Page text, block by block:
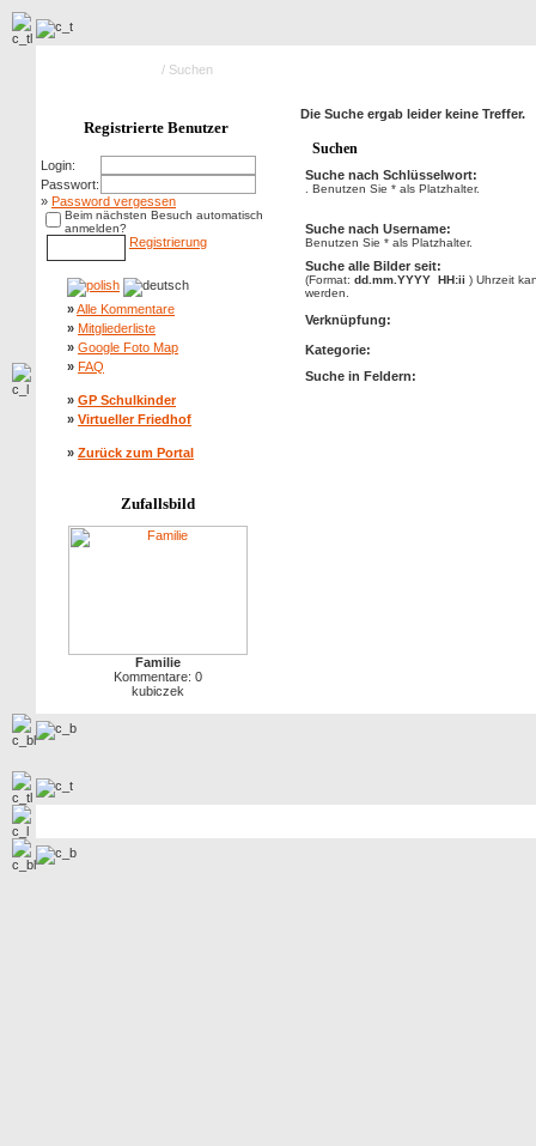
/ Suchen
Registrierte Benutzer
Login:
Passwort:
» Password vergessen
Beim nächsten Besuch automatisch
anmelden?
Registrierung
»Alle Kommentare
» Mitgliederliste
» Google Foto Map
» FAQ
» GP Schulkinder
» Virtueller Friedhof
» Zurück zum Portal
Zufallsbild
Familie
Kommentare: 0
kubiczek
Die Suche ergab leider keine Treffer.
Suchen
Suche nach Schlüsselwort:
. Benutzen Sie * als Platzhalter.
Suche nach Username:
Benutzen Sie * als Platzhalter.
Suche alle Bilder seit:
(Format: dd.mm.YYYY HH:ii ) Uhrzeit
werden.
Verknüpfung:
Kategorie:
Suche in Feldern: